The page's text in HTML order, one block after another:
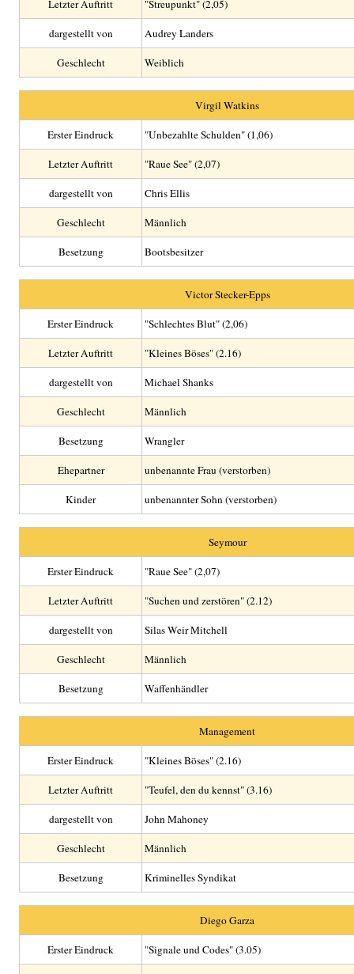
Letzter Auftritt "Streupunkt" (2,05)
dargestellt von Audrey Landers
Geschlecht Weiblich
Virgil Watkins
Erster Eindruck "Unbezahlte Schulden" (1,06)
Letzter Auftritt "Raue See" (2,07)
dargestellt von Chris Ellis
Geschlecht Männlich
Besetzung Bootsbesitzer
Victor Stecker-Epps
Erster Eindruck "Schlechtes Blut" (2,06)
Letzter Auftritt "Kleines Böses" (2.16)
dargestellt von Michael Shanks
Geschlecht Männlich
Besetzung Wrangler
Ehepartner unbenannte Frau (verstorben)
Kinder unbenannter Sohn (verstorben)
Seymour
Erster Eindruck "Raue See" (2,07)
Letzter Auftritt "Suchen und zerstören" (2.12)
dargestellt von Silas Weir Mitchell
Geschlecht Männlich
Besetzung Waffenhändler
Management
Erster Eindruck "Kleines Böses" (2.16)
Letzter Auftritt "Teufel, den du kennst" (3.16)
dargestellt von John Mahoney
Geschlecht Männlich
Besetzung Kriminelles Syndikat
Diego Garza
Erster Eindruck "Signale und Codes" (3.05)